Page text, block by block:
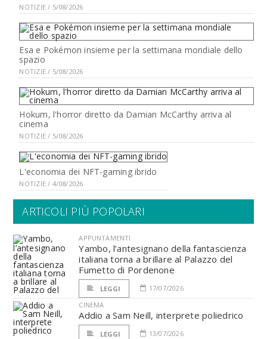
NOTIZIE / 5/08/2026
Esa e Pokémon insieme per la settimana mondiale dello
spazio
NOTIZIE / 5/08/2026
Hokum, l'horror diretto da Damian McCarthy arriva al
cinema
NOTIZIE / 5/08/2026
L'economia dei NFT-gaming ibrido
NOTIZIE / 4/08/2026
ARTICOLI PIÙ POPOLARI
APPUNTAMENTI
Yambo, l’antesignano della fantascienza
italiana torna a brillare al Palazzo del
Fumetto di Pordenone
LEGGI
17/07/2026
CINEMA
Addio a Sam Neill, interprete poliedrico
LEGGI 13/07/2026